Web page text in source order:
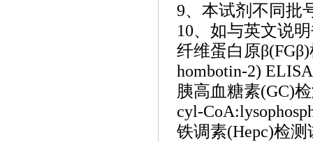
9、本试剂不同批
10、如与英文说
纤维蛋白原
hombotin-2)
胰高血糖素(GC)
cyl-
铁调素(Hepc)检